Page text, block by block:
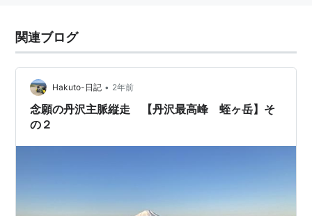
関連ブログ
Hakuto-日記 • 2年前
念願の丹沢主脈縦走 【丹沢最高峰 蛭ヶ岳】そ
の２